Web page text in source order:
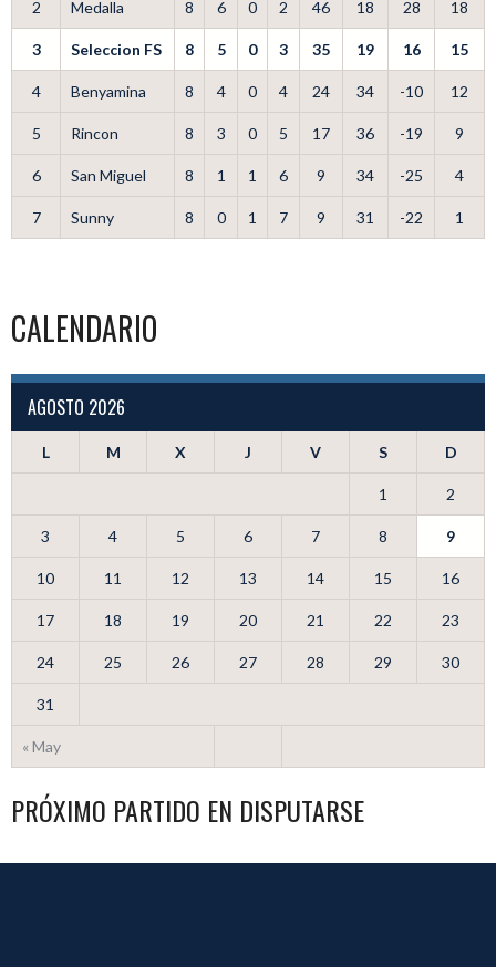
2 Medalla 8 6 0 2 46 18 28 18
3 Seleccion FS 8 5 0 3 35 19 16 15
4 Benyamina 8 4 0 4 24 34 -10 12
5 Rincon 8 3 0 5 17 36 -19 9
6 San Miguel 8 1 1 6 9 34 -25 4
7 Sunny 8 0 1 7 9 31 -22 1
CALENDARIO
AGOSTO 2026
L M X J V S D
« May
1 2
3 4 5 6 7 8 9
10 11 12 13 14 15 16
17 18 19 20 21 22 23
24 25 26 27 28 29 30
31
PRÓXIMO PARTIDO EN DISPUTARSE